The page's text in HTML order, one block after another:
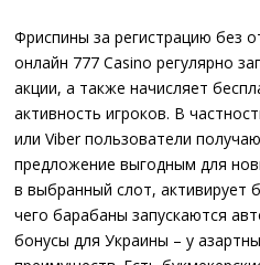
Фриспины за регистрацию без
онлайн 777 Casino регулярно
акции, а также начисляет
активность игроков. В
или Viber пользователи
предложение выгодным для
в выбранный слот, активирует
чего барабаны запускаются
бонусы для Украины – у